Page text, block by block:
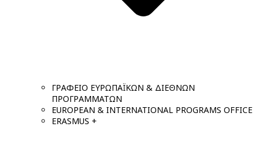
ΓΡΑΦΕΙΟ ΕΥΡΩΠΑΪΚΩΝ & ΔΙΕΘΝΩΝ
ΠΡΟΓΡΑΜΜΑΤΩΝ
EUROPEAN & INTERNATIONAL PROGRAMS OFFICE
ERASMUS +